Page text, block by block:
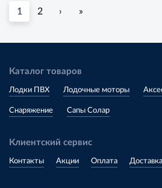
1 2 › »
Каталог товаров
Лодки ПВХ Лодочные моторы
Снаряжение Сапы Солар
Клиентский сервис
Контакты Акции Оплата Доставка